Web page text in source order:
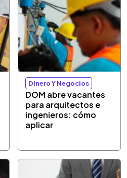
Dinero Y Negocios
DOM abre vacantes
para arquitectos e
ingenieros: cómo
aplicar